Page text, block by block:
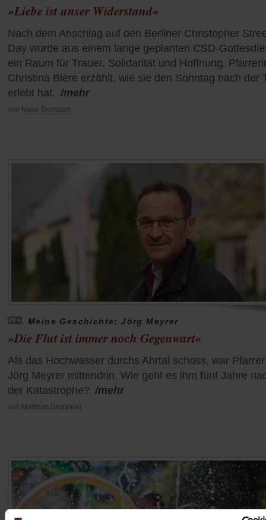
»Liebe ist unser Widerstand«
Nach dem Anschlag auf den Berliner Christopher
Day wurde aus einem lange geplanten CSD-
ein Raum für Trauer, Solidarität und Hoffnung.
Christina Biere erzählt, wie sie den Sonntag nach der
erlebt hat. /mehr
von Nana Gerritzen
Meine Geschichte: Jörg Meyrer
»Die Flut ist immer noch Gegenwart«
Als das Hochwasser durchs Ahrtal schoss, war Pfarrer
Jörg Meyrer mittendrin. Wie geht es ihm fünf Jahre
der Katastrophe? /mehr
von Matthias Drobinski